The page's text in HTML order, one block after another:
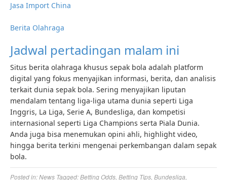
Jasa Import China
Berita Olahraga
Jadwal pertadingan malam ini
Situs berita olahraga khusus sepak bola adalah platform
digital yang fokus menyajikan informasi, berita, dan analisis
terkait dunia sepak bola. Sering menyajikan liputan
mendalam tentang liga-liga utama dunia seperti Liga
Inggris, La Liga, Serie A, Bundesliga, dan kompetisi
internasional seperti Liga Champions serta Piala Dunia.
Anda juga bisa menemukan opini ahli, highlight video,
hingga berita terkini mengenai perkembangan dalam sepak
bola.
Posted in:News Tagged:Betting Odds Betting Tips Bundesliga